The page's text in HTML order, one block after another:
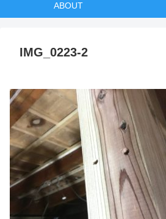
ABOUT
IMG_0223-2